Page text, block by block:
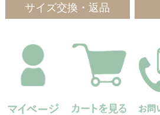
サイズ交換・返品